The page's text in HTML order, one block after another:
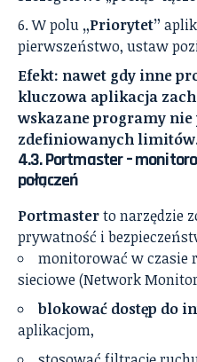
W polu „Priorytet”
pierwszeństwo, ustaw
Efekt: nawet gdy inne
kluczowa aplikacja
wskazane programy nie
zdefiniowanych
4.3. Portmaster –
połączeń
Portmasterto narzędzie
prywatność i
monitorować w czasie
sieciowe (Network
blokować dostęp do
aplikacjom,